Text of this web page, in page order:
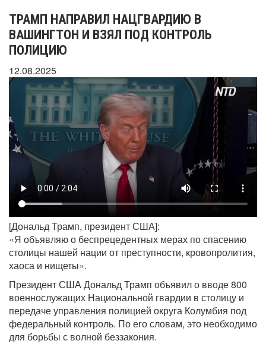
ТРАМП НАПРАВИЛ НАЦГВАРДИЮ В
ВАШИНГТОН И ВЗЯЛ ПОД КОНТРОЛЬ
ПОЛИЦИЮ
12.08.2025
[Дональд Трамп, президент США]:
«Я объявляю о беспрецедентных мерах по спасению
столицы нашей нации от преступности, кровопролития,
хаоса и нищеты».
Президент США Дональд Трамп объявил о вводе 800
военнослужащих Национальной гвардии в столицу и
передаче управления полицией округа Колумбия под
федеральный контроль. По его словам, это необходимо
для борьбы с волной беззакония.